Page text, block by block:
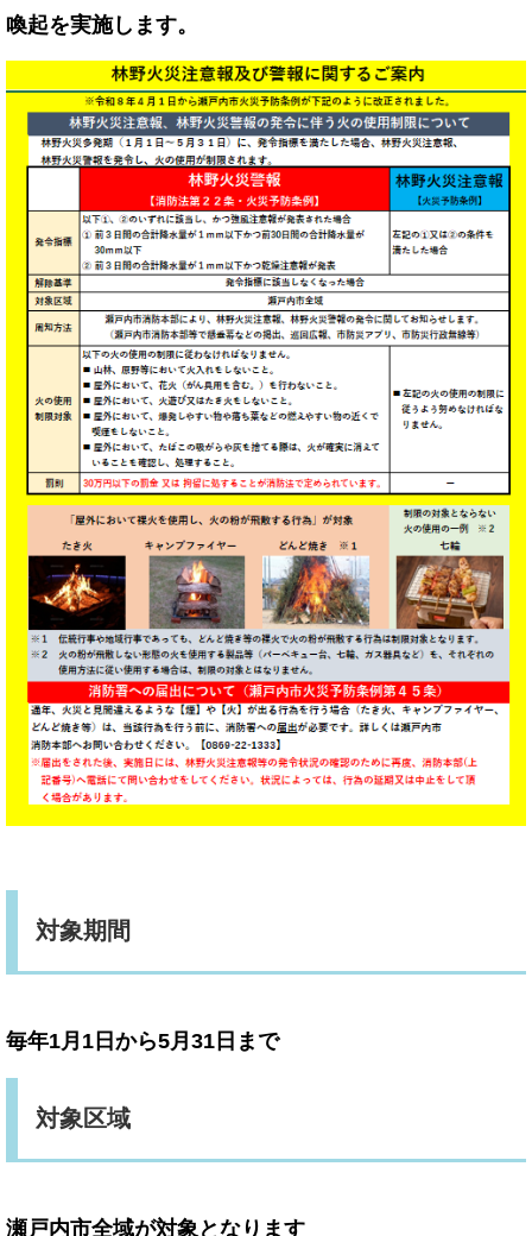
喚起を実施します。
対象期間
毎年1月1日から5月31日まで
対象区域
瀬戸内市全域が対象となります